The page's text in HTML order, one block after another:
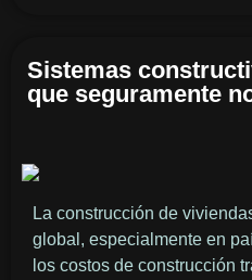
Sistemas
que seguramente
La construcción de
global, especialmente en
los costos de construcción